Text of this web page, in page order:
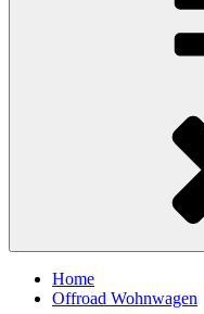
Home
Offroad Wohnwagen